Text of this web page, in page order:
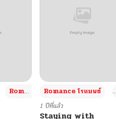
Romance โรแมนซ์ +4
Romance โรแมนซ์
1 ปีที่แล้ว
Staying with